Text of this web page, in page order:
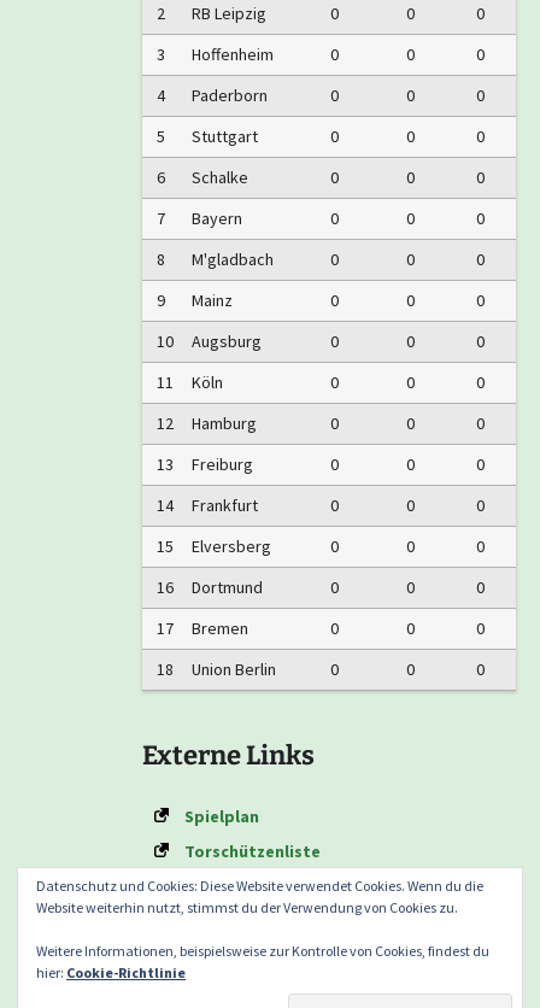
2
RB Leipzig 0 0
0
3
Hoffenheim 0 0
0
4
Paderborn 0 0
0
5
Stuttgart 0 0
0
6
Schalke 0 0
0
7
Bayern 0 0
0
8
M'gladbach 0 0
0
9
Mainz 0 0
0
10
Augsburg 0 0
0
11
Köln 0 0
0
12
Hamburg 0 0
0
13
Freiburg 0 0
0
14
Frankfurt 0 0
0
15
Elversberg 0 0
0
16
Dortmund 0 0
0
17
Bremen 0 0
0
18
Union Berlin 0 0 0
Externe Links
Spielplan
Torschützenliste
Formtabelle
Datenschutzerklärung nach DSGVO
Mit Stolz präsentiert
Datenschutz und Cookies: Diese Website verwendet Cookies. Wenn du die
Website weiterhin nutzt, stimmst du der Verwendung von Cookies zu.
Weitere Informationen, beispielsweise zur Kontrolle von Cookies, findest du
hier: Cookie-Richtlinie